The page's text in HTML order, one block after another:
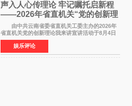
声入人心传理论 牢记嘱托启新程
——2026年省直机关“党的创新理
论我来讲”宣讲活动圆满落幕
由中共云南省委省直机关工委主办的2026年
省直机关党的创新理论我来讲宣讲活动于8月4日
至5日在昆明举办。活动以 "牢记嘱托 感恩奋进
开创云南发展新局面 "为主题，坚持以新时代中国
特色社会主义
娱乐评论